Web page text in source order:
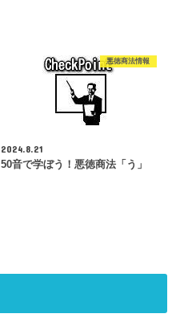
悪徳商法情報
2024.8.21
50音で学ぼう！悪徳商法「う」